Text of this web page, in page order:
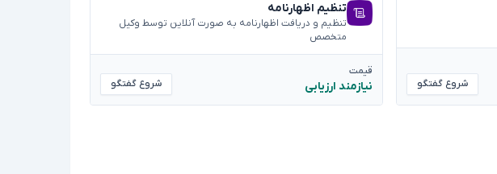
شروع گفتگو
تنظیم اظهارنامه
تنظیم و دریافت اظهارنامه به صورت آنلاین توسط وکیل
متخصص
قیمت
نیازمند ارزیابی شروع گفتگو